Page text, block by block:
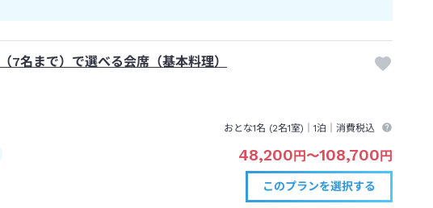
7名まで）で選べる会席（基本料理）
おとな1名 (2名1室)｜1泊 ｜消費税込
48,200 円 〜108,700 円
このプランを選択する